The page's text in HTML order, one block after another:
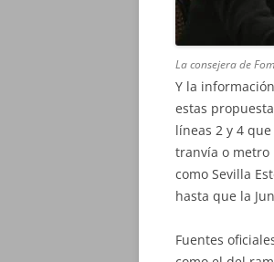
La consejera de
Y la
estas
líneas 2 y 4
tranvía o metro
como Sevilla
hasta que la
Fuentes